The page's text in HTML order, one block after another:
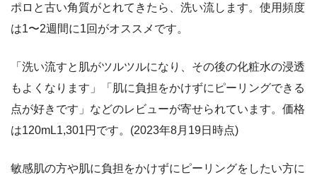
ポロと古い角質がとれてきたら、洗い流します。使用頻度
は1〜2週間に1回がオススメです。
「洗い流すと肌がツルツルになり、その後の化粧水の浸透
もよくなります」「肌に負担をかけずにピーリングできる
点が好きです」などのレビューが寄せられています。価格
は120mL1,301円です。(2023年8月19日時点)
敏感肌の方や肌に負担をかけずにピーリングをしたい方に